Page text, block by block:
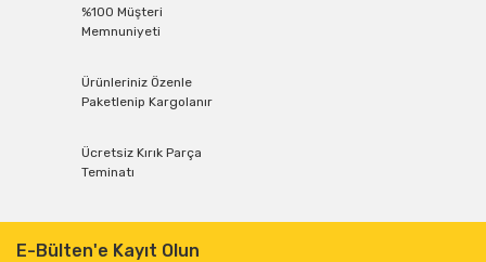
%100 Müşteri
Memnuniyeti
Ürünleriniz Özenle
Paketlenip Kargolanır
Ücretsiz Kırık Parça
Teminatı
E-Bülten'e Kayıt Olun